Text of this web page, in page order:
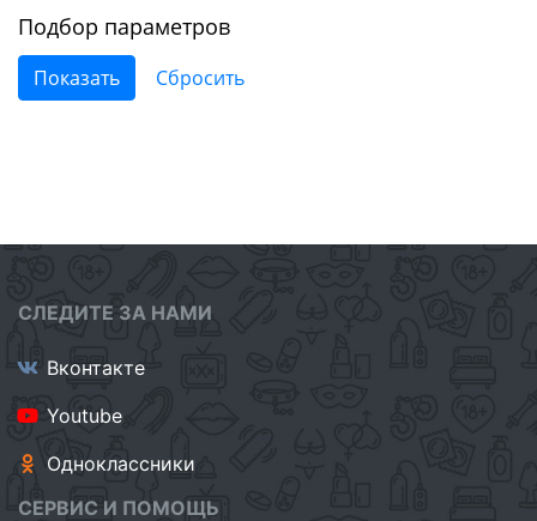
Подбор параметров
СЛЕДИТЕ ЗА НАМИ
Вконтакте
Youtube
Одноклассники
СЕРВИС И ПОМОЩЬ